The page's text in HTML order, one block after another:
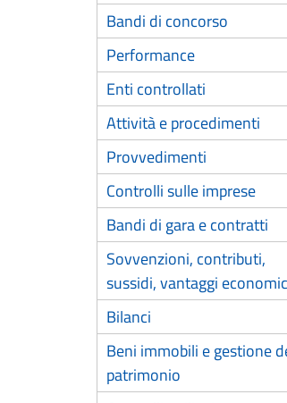
Bandi di concorso
Performance
Enti controllati
Attività e procedimenti
Provvedimenti
Controlli sulle imprese
Bandi di gara e contratti
Sovvenzioni, contributi,
sussidi, vantaggi
Bilanci
Beni immobili e gestione
patrimonio